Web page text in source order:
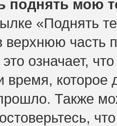
поднять мою
«Поднять
верхнюю часть
это означает,
время, которое
Также